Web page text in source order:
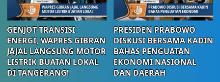
GENJOT TRANSISI
ENERGI, WAPRES GIBRAN
JAJAL LANGSUNG MOTOR
LISTRIK BUATAN LOKAL
DI TANGERANG!
PRESIDEN PRABOWO
DISKUSI BERSAMA KADIN
BAHAS PENGUATAN
EKONOMI NASIONAL
DAN DAERAH